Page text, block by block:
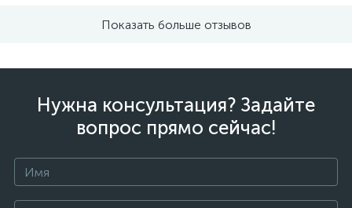
Показать больше отзывов
Нужна консультация? Задайте
вопрос прямо сейчас!